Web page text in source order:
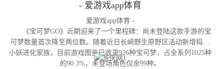
- 爱游戏app体育
爱游戏app体育 -
《宝可梦GO》近期迎来了一个里程碑：尚未登陆这款手游的宝
可梦数量首次降至两位数。随着近日长崎野生原野区活动新增捣蛋
小妖进化家族，目前游戏图鉴已收录926种宝可梦，占全系列1025种
的90.3%，未登场角色仅余99种。